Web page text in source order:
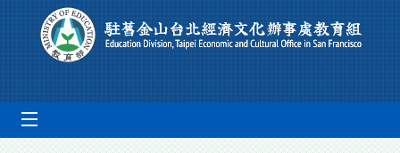
跳到主要內容區塊